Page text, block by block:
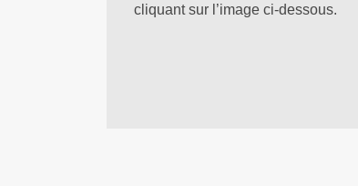
cliquant sur l’image ci-dessous.